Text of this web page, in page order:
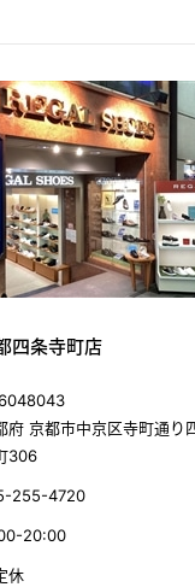
四条寺町店
府 京都市中京区寺町通り
306
255-4720
20:00
休